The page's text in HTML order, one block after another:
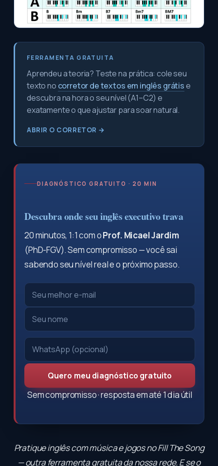
FERRAMENTA GRATUITA
Aprendeu a teoria? Teste na prática: cole seu
texto no corretor de textos em inglês grátise
descubra na hora o seu nível (A1–C2) e
exatamente o que ajustar para soar natural.
ABRIR O CORRETOR →
DIAGNÓSTICO GRATUITO · 20 MIN
Descubra onde seu inglês executivo trava
20 minutos, 1:1 com oProf. Micael Jardim
(PhD-FGV). Sem compromisso — você sai
sabendo seu nível real e o próximo passo.
Quero meu diagnóstico gratuito
Sem compromisso · resposta em até 1 dia útil
Pratique inglês com música e jogos noFill The Song
— outra ferramenta gratuita da nossa rede. E se o